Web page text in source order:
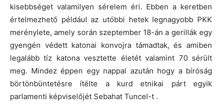
kisebbséget valamilyen sérelem éri. Ebben a keretben
értelmezhető például az utóbbi hetek legnagyobb PKK
merénylete, amely során szeptember 18-án a gerillák egy
gyengén védett katonai konvojra támadtak, és amiben
legalább tíz katona vesztette életét valamint 70 sérült
meg. Mindez éppen egy nappal azután hogy a bíróság
börtönbüntetésre ítélte a kurd etnikai párt egyik
parlamenti képviselőjét Sebahat Tuncel-t .